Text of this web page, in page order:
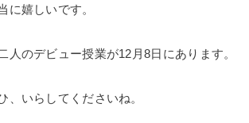
に嬉しいです。
人のデビュー授業が12月8日にあります。
、いらしてくださいね。